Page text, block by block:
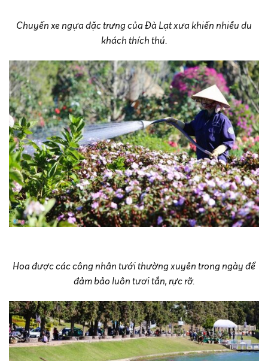
Chuyến xe ngựa đặc trưng của Đà Lạt xưa khiến nhiều du
khách thích thú.
Hoa được các công nhân tưới thường xuyên trong ngày để
đảm bảo luôn tươi tắn, rực rỡ.